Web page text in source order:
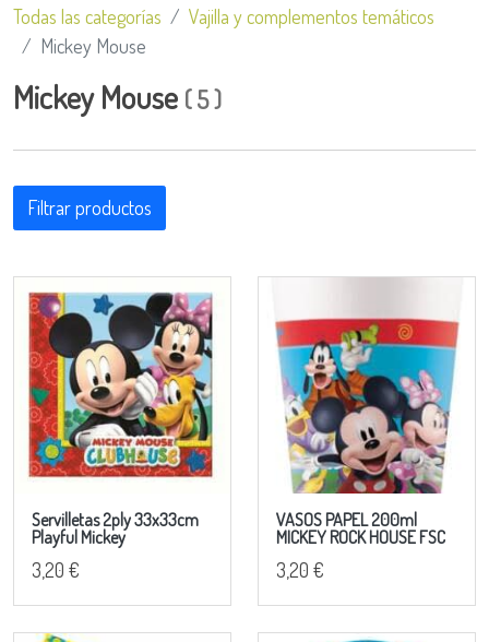
Todas las categorías
Vajilla y complementos temáticos
Mickey Mouse
Mickey Mouse (5)
Filtrar productos
Servilletas 2ply 33x33cm
Playful Mickey
3,20 €
VASOS PAPEL 200ml
MICKEY ROCK HOUSE FSC
3,20 €